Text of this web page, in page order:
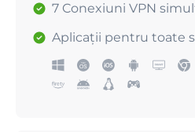
7 Conexiuni VPN
Aplicații pentru toate